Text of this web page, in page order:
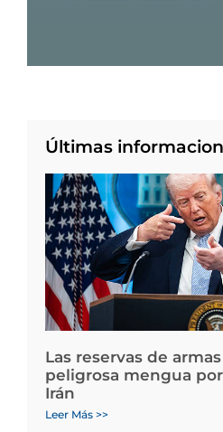
Últimas
Las reservas de
peligrosa mengua
Irán
Leer Más >>